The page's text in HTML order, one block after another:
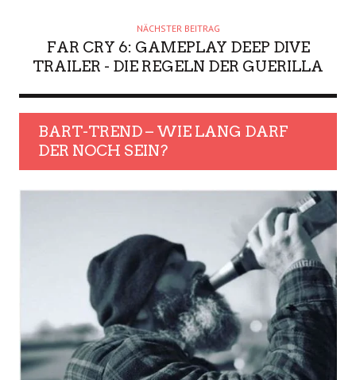
NÄCHSTER BEITRAG
FAR CRY 6: GAMEPLAY DEEP DIVE
TRAILER - DIE REGELN DER GUERILLA
BART-TREND – WIE LANG DARF
DER NOCH SEIN?